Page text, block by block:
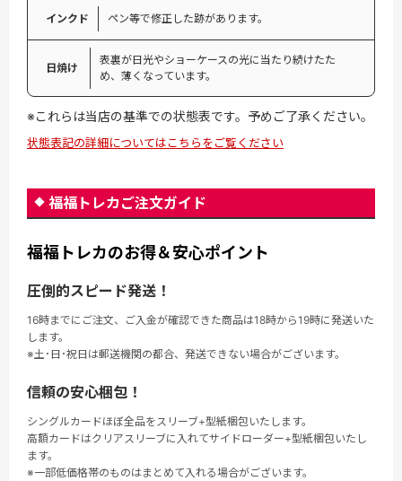
インクド ペン等で修正した跡があります。
日焼け
表裏が日光やショーケースの光に当たり続けたた
め、薄くなっています。
※これらは当店の基準での状態表です。予めご了承ください。
状態表記の詳細についてはこちらをご覧ください
福福トレカご注文ガイド
福福トレカのお得＆安心ポイント
圧倒的スピード発送！
16時までにご注文、ご入金が確認できた商品は18時から19時に発送いた
します。
※土･日･祝日は郵送機関の都合、発送できない場合がございます。
信頼の安心梱包！
シングルカードほぼ全品をスリーブ+型紙梱包いたします。
高額カードはクリアスリーブに入れてサイドローダー+型紙梱包いたし
ます。
※一部低価格帯のものはまとめて入れる場合がございます。